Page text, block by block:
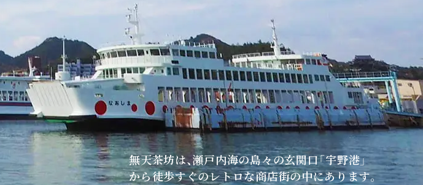
無天茶坊は、瀬戸内海の島々の玄関口「宇野港」
から徒歩すぐのレトロな商店街の中にあります。